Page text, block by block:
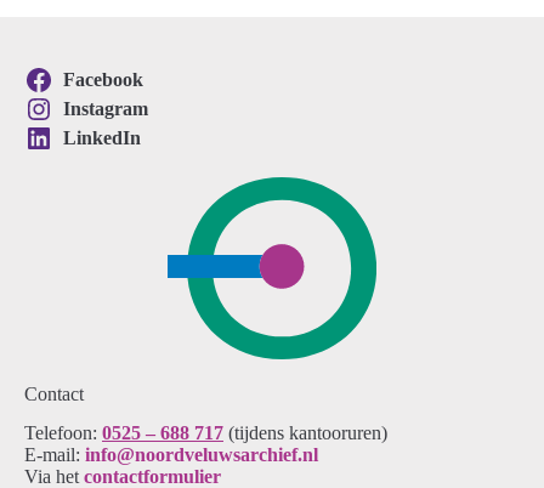
Contact
Telefoon: 0525 – 688 717 (tijdens kantooruren)
E-mail: info@noordveluwsarchief.nl
Via het contactformulier
Facebook
Instagram
LinkedIn